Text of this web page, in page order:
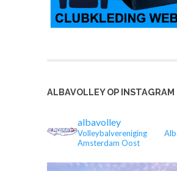
ALBAVOLLEY OP INSTAGRAM
albavolley
Volleybalvereniging
Amsterdam Oost